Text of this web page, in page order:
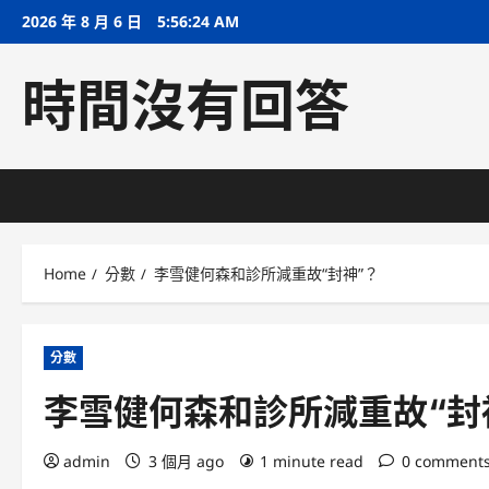
Skip2026 年 8 月 6 日 5:56:25 AM
時間沒有回答
Home 分數 李雪健何森和診所減重故“封神”？
分數
李雪健何森和診所減重故“封
admin 3 個月 ago 1 minute read 0 comments